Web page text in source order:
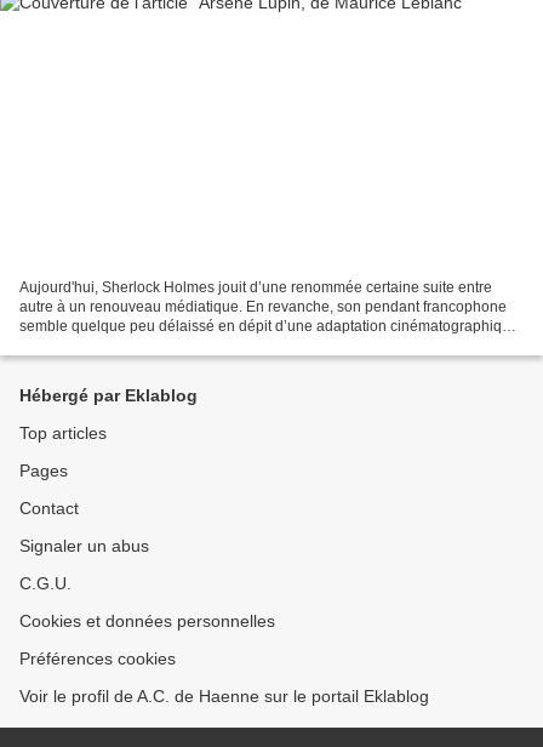
Aujourd'hui, Sherlock Holmes jouit d’une renommée certaine suite entre
autre à un renouveau médiatique. En revanche, son pendant francophone
semble quelque peu délaissé en dépit d’une adaptation cinématographique
Hébergé par Eklablog
Top articles
Pages
Contact
Signaler un abus
C.G.U.
Cookies et données personnelles
Préférences cookies
Voir le profil de A.C. de Haenne sur le portail Eklablog